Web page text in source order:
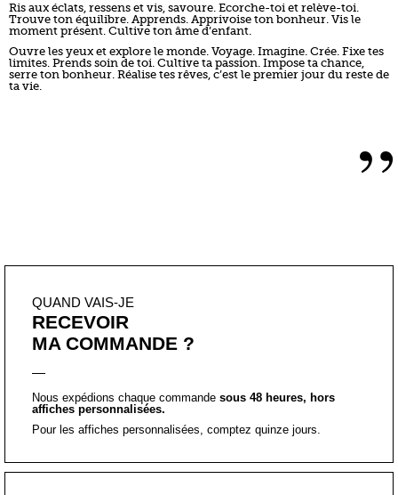
Ris aux éclats, ressens et vis, savoure. Ecorche-toi et relève-toi.
Trouve ton équilibre. Apprends. Apprivoise ton bonheur. Vis le
moment présent. Cultive ton âme d’enfant.
Ouvre les yeux et explore le monde. Voyage. Imagine. Crée. Fixe tes
limites. Prends soin de toi. Cultive ta passion. Impose ta chance,
serre ton bonheur. Réalise tes rêves, c’est le premier jour du reste de
ta vie.
”
QUAND VAIS-JE
RECEVOIR
MA COMMANDE ?
Nous expédions chaque commande sous 48 heures, hors
affiches personnalisées.
Pour les affiches personnalisées, comptez quinze jours.